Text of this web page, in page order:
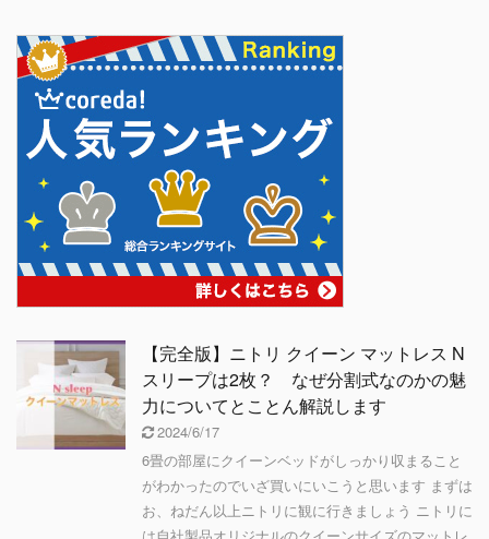
【完全版】ニトリ クイーン マットレス N
スリープは2枚？ なぜ分割式なのかの魅
力についてとことん解説します
2024/6/17
6畳の部屋にクイーンベッドがしっかり収まること
がわかったのでいざ買いにいこうと思います まずは
お、ねだん以上ニトリに観に行きましょう ニトリに